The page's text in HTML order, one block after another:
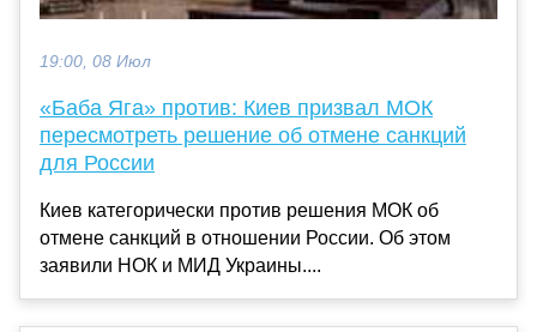
19:00, 08 Июл
«Баба Яга» против: Киев призвал МОК
пересмотреть решение об отмене санкций
для России
Киев категорически против решения МОК об
отмене санкций в отношении России. Об этом
заявили НОК и МИД Украины....